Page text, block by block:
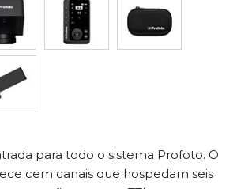
para todo o sistema Profoto. O
cem canais que hospedam seis